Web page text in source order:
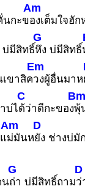
นกะข
Am
องเต็มใจฮัก
บ่มีสิทธิ์
G
หึง บ่มีสิทธิ์
ขาสิค
Em
วงผู้อื่นมาห
บ่ไ
C
ด้ว่าดีกะของ
Bm
พุ้
Am
ม่มันห
D
ยัง ช่างบ่มั
น
G
ถ่า บ่มีสิทธิ์ถาม
D
ว่